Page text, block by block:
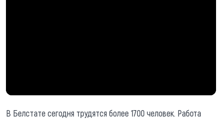
В Белстате сегодня трудятся более 1700 человек. Работа